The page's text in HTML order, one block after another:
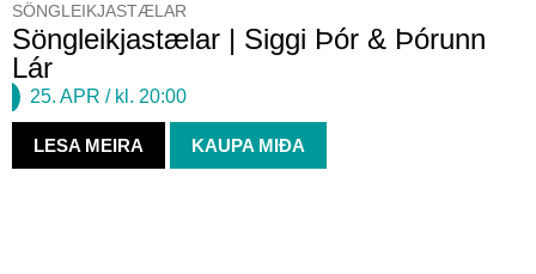
SÖNGLEIKJASTÆLAR
Söngleikjastælar | Siggi Þór & Þórunn
Lár
25. APR / kl. 20:00
LESA MEIRA KAUPA MIÐA